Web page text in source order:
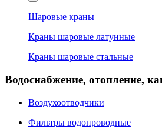
Шаровые краны
Краны шаровые латунные
Краны шаровые стальные
Водоснабжение, отопление,
Воздухоотводчики
Фильтры водопроводные